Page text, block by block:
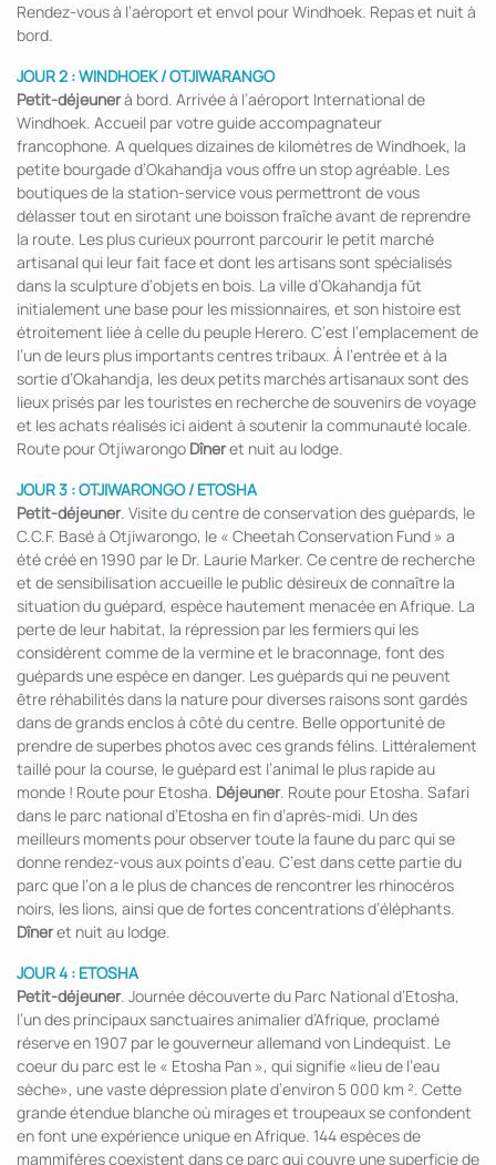
Rendez-vous à l’aéroport et envol pour Windhoek. Repas et nuit à
bord.
JOUR 2 : WINDHOEK / OTJIWARANGO
Petit-déjeunerà bord. Arrivée à l’aéroport International de
Windhoek. Accueil par votre guide accompagnateur
francophone. A quelques dizaines de kilomètres de Windhoek, la
petite bourgade d’Okahandja vous offre un stop agréable. Les
boutiques de la station-service vous permettront de vous
délasser tout en sirotant une boisson fraîche avant de reprendre
la route. Les plus curieux pourront parcourir le petit marché
artisanal qui leur fait face et dont les artisans sont spécialisés
dans la sculpture d’objets en bois. La ville d’Okahandja fût
initialement une base pour les missionnaires, et son histoire est
étroitement liée à celle du peuple Herero. C’est l’emplacement de
l’un de leurs plus importants centres tribaux. À l’entrée et à la
sortie d’Okahandja, les deux petits marchés artisanaux sont des
lieux prisés par les touristes en recherche de souvenirs de voyage
et les achats réalisés ici aident à soutenir la communauté locale.
Route pour Otjiwarongo Dîneret nuit au lodge.
JOUR 3 : OTJIWARONGO / ETOSHA
Petit-déjeuner. Visite du centre de conservation des guépards, le
C.C.F. Basé à Otjiwarongo, le « Cheetah Conservation Fund » a
été créé en 1990 par le Dr. Laurie Marker. Ce centre de recherche
et de sensibilisation accueille le public désireux de connaître la
situation du guépard, espèce hautement menacée en Afrique. La
perte de leur habitat, la répression par les fermiers qui les
considèrent comme de la vermine et le braconnage, font des
guépards une espèce en danger. Les guépards qui ne peuvent
être réhabilités dans la nature pour diverses raisons sont gardés
dans de grands enclos à côté du centre. Belle opportunité de
prendre de superbes photos avec ces grands félins. Littéralement
taillé pour la course, le guépard est l’animal le plus rapide au
monde ! Route pour Etosha. Déjeuner. Route pour Etosha. Safari
dans le parc national d’Etosha en fin d’après-midi. Un des
meilleurs moments pour observer toute la faune du parc qui se
donne rendez-vous aux points d’eau. C’est dans cette partie du
parc que l’on a le plus de chances de rencontrer les rhinocéros
noirs, les lions, ainsi que de fortes concentrations d’éléphants.
Dîneret nuit au lodge.
JOUR 4 : ETOSHA
Petit-déjeuner. Journée découverte du Parc National d’Etosha,
l’un des principaux sanctuaires animalier d’Afrique, proclamé
réserve en 1907 par le gouverneur allemand von Lindequist. Le
coeur du parc est le « Etosha Pan », qui signifie «lieu de l’eau
sèche», une vaste dépression plate d’environ 5 000 km ². Cette
grande étendue blanche où mirages et troupeaux se confondent
en font une expérience unique en Afrique. 144 espèces de
mammifères coexistent dans ce parc qui couvre une superficie de